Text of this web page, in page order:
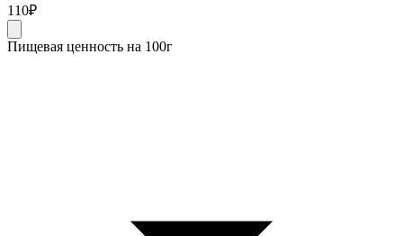
110₽
Пищевая ценность на 100г